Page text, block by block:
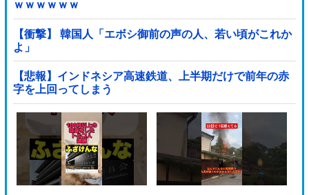
ｗｗｗｗｗｗ
【衝撃】 韓国人「エボシ御前の声の人、若い頃がこれか
よ」
【悲報】インドネシア高速鉄道、上半期だけで前年の赤
字を上回ってしまう
wwwwwwwwwwwwwwwwwwwwwwwwwwwwwwwwww
wwwwwwwwwww他